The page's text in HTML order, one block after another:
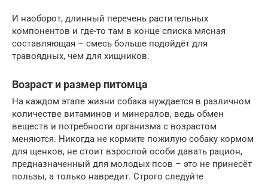
И наоборот, длинный перечень растительных
компонентов и где-то там в конце списка мясная
составляющая – смесь больше подойдёт для
травоядных, чем для хищников.
Возраст и размер питомца
На каждом этапе жизни собака нуждается в различном
количестве витаминов и минералов, ведь обмен
веществ и потребности организма с возрастом
меняются. Никогда не кормите пожилую собаку кормом
для щенков, не стоит взрослой особи давать рацион,
предназначенный для молодых псов – это не принесёт
пользы, а только навредит. Строго следуйте